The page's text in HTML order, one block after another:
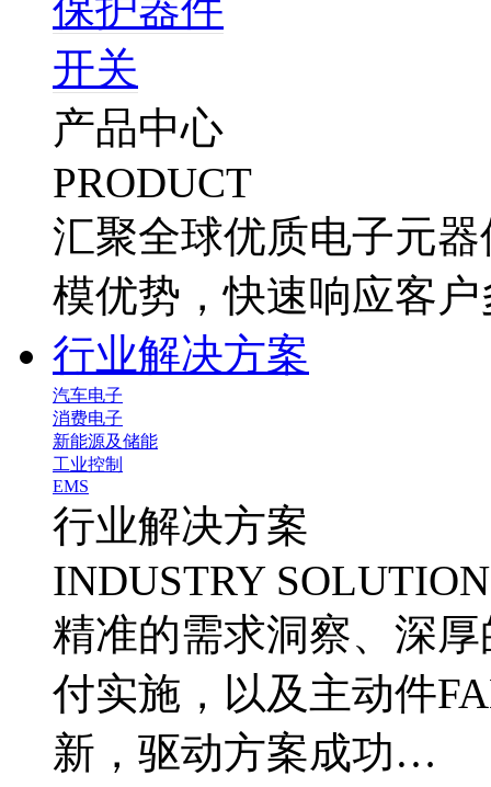
开关
产品中心
PRODUCT
汇聚全球优质电子元
模优势，快速响应客
行业解决方案
汽车电子
消费电子
新能源及储能
工业控制
EMS
行业解决方案
INDUSTRY
精准的需求洞察、深
付实施，以及主动件
新，驱动方案成功…